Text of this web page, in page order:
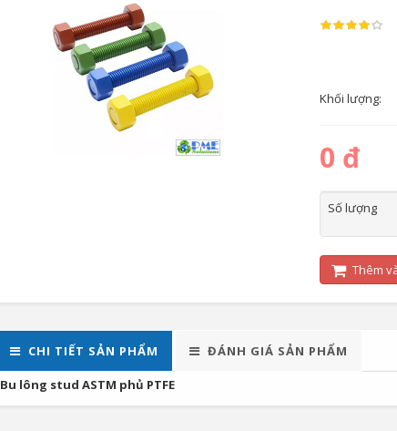
Khối lượng:
0 đ
Số lượng
Thêm
CHI TIẾT SẢN PHẨM ĐÁNH GIÁ SẢN PHẨM
Bu lông stud ASTM phủ PTFE